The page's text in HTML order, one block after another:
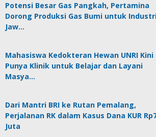
Potensi Besar Gas Pangkah, Pertamina
Dorong Produksi Gas Bumi untuk
Jaw…
Mahasiswa Kedokteran Hewan UNRI Kini
Punya Klinik untuk Belajar dan Layani
Masya…
Dari Mantri BRI ke Rutan Pemalang,
Perjalanan RK dalam Kasus Dana KUR
Juta